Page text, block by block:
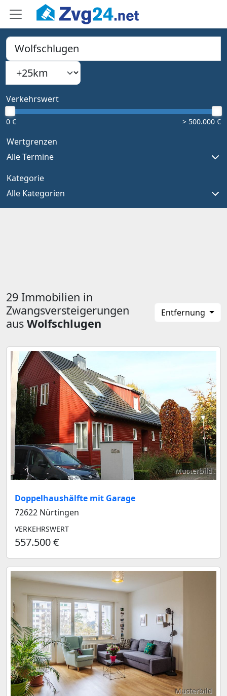
PLZ, Ort oder Bundesland
Type 1 or more characters for results.
Suchradius
Verkehrswert
0 € > 500.000 €
Wertgrenzen
Alle Termine
Kategorie
Alle Kategorien
29 Immobilien in
Zwangsversteigerungen
aus Wolfschlugen
Entfernung
Musterbild
Doppelhaushälfte mit Garage
72622 Nürtingen
VERKEHRSWERT
557.500 €
Musterbild